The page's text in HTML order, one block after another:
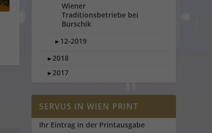
Wiener
Traditionsbetriebe bei
Burschik
► 12-2019
► 2018
► 2017
SERVUS IN WIEN PRINT
Ihr Eintrag in der Printausgabe